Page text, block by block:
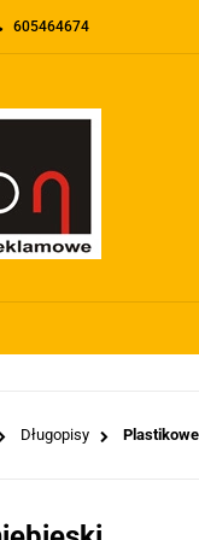
605464674
O FIRMIE
Długopisy Plastikowe